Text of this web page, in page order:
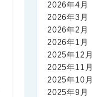
2026年4月
2026年3月
2026年2月
2026年1月
2025年12月
2025年11月
2025年10月
2025年9月